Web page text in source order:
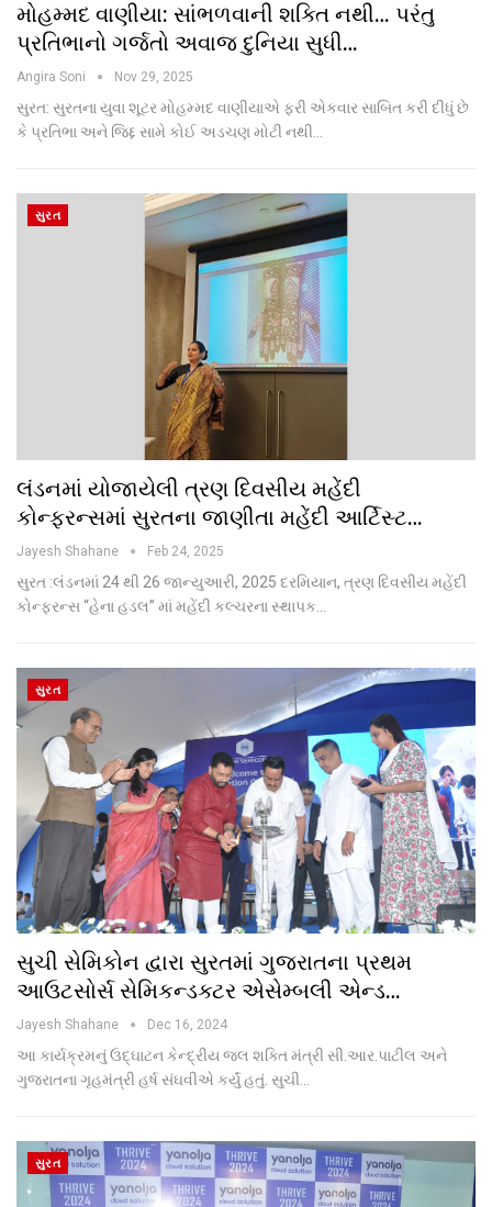
મોહમ્મદ વાણીયા: સાંભળવાની શક્તિ નથી… પરંતુ
પ્રતિભાનો ગર્જતો અવાજ દુનિયા સુધી…
Angira Soni Nov 29, 2025
સુરત: સુરતના યુવા શૂટર મોહમ્મદ વાણીયાએ ફરી એકવાર સાબિત કરી દીધું છે
કે પ્રતિભા અને જિદ્દ સામે કોઈ અડચણ મોટી નથી…
સુરત
લંડનમાં યોજાયેલી ત્રણ દિવસીય મહેંદી
કોન્ફરન્સમાં સુરતના જાણીતા મહેંદી આર્ટિસ્ટ…
Jayesh Shahane Feb 24, 2025
સુરત :લંડનમાં 24 થી 26 જાન્યુઆરી, 2025 દરમિયાન, ત્રણ દિવસીય મહેંદી
કોન્ફરન્સ “હેના હડલ” માં મહેંદી કલ્ચરના સ્થાપક…
સુરત
સુચી સેમિકોન દ્વારા સુરતમાં ગુજરાતના પ્રથમ
આઉટસોર્સ સેમિકન્ડક્ટર એસેમ્બલી એન્ડ…
Jayesh Shahane Dec 16, 2024
આ કાર્યક્રમનું ઉદ્ઘાટન કેન્દ્રીય જલ શક્તિ મંત્રી સી.આર.પાટીલ અને
ગુજરાતના ગૃહમંત્રી હર્ષ સંઘવીએ કર્યું હતું. સુચી…
સુરત